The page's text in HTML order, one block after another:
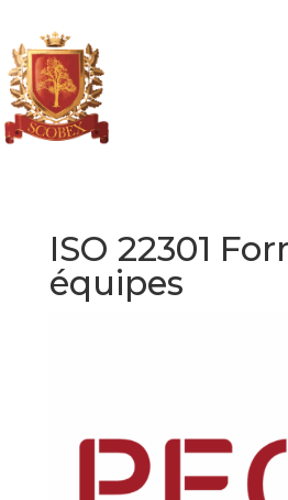
ISO 22301
équipes